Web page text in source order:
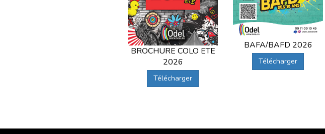
BROCHURE COLO ETE
2026
Télécharger
BAFA/BAFD 2026
Télécharger